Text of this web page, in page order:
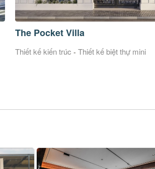
The Pocket Villa
Thiết kế kiến trúc - Thiết kế biệt thự mini